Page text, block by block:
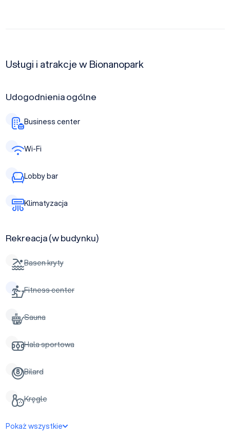
Usługi i atrakcje w Bionanopark
Udogodnienia ogólne
Business center
Wi-Fi
Lobby bar
Klimatyzacja
Rekreacja (w budynku)
Basen kryty
Fitness center
Sauna
Hala sportowa
Bilard
Kręgle
Pokaż wszystkie